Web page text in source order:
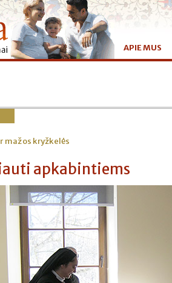
APIE MUS
mažos kryžkelės
apkabintiems